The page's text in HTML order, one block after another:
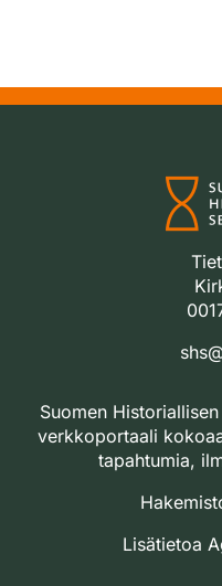
Suomen
verkkoportaali
tapahtumia,
Lisätietoa